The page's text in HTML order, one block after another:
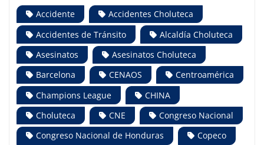
Accidente
Accidentes Choluteca
Accidentes de Tránsito
Alcaldía Choluteca
Asesinatos
Asesinatos Choluteca
Barcelona
CENAOS
Centroamérica
Champions League
CHINA
Choluteca
CNE
Congreso Nacional
Congreso Nacional de Honduras
Copeco